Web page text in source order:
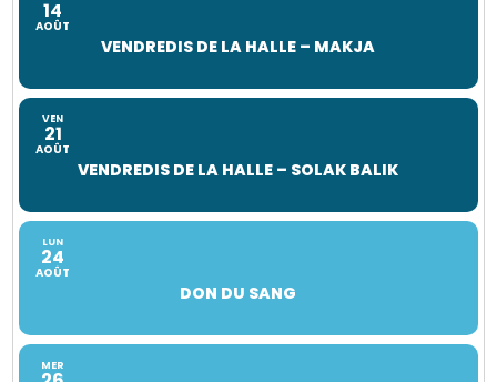
14
AOÛT
VENDREDIS DE LA HALLE – MAKJA
VEN
21
AOÛT
VENDREDIS DE LA HALLE – SOLAK BALIK
LUN
24
AOÛT
DON DU SANG
MER